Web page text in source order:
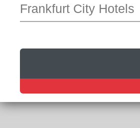
Frankfurt City Hotels